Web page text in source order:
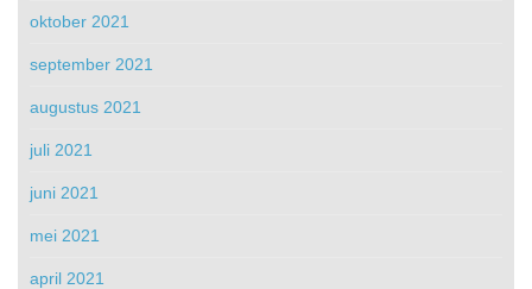
oktober 2021
september 2021
augustus 2021
juli 2021
juni 2021
mei 2021
april 2021